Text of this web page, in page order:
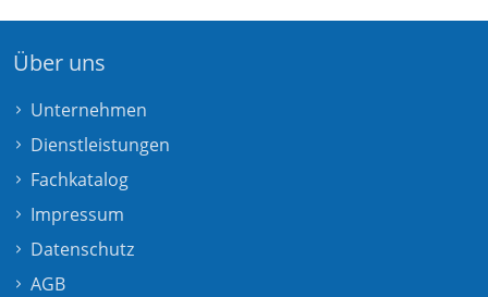
Über uns
Unternehmen
Dienstleistungen
Fachkatalog
Impressum
Datenschutz
AGB